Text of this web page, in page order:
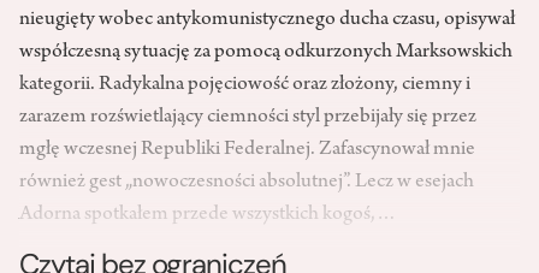
nieugięty wobec antykomunistycznego ducha czasu, opisywał
współczesną sytuację za pomocą odkurzonych Marksowskich
kategorii. Radykalna pojęciowość oraz złożony, ciemny i
zarazem rozświetlający ciemności styl przebijały się przez
mgłę wczesnej Republiki Federalnej. Zafascynował mnie
również gest „nowoczesności absolutnej”. Lecz w esejach
Adorna spotkałem przede wszystkich kogoś,…
Czytaj bez ograniczeń